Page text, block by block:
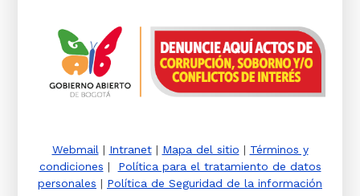
Webmail | Intranet| Mapa del sitio | Términos y
condiciones | Política para el tratamiento de datos
personales | Política de Seguridad de la información